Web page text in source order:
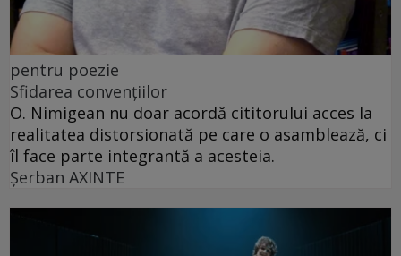
pentru poezie
Sfidarea convențiilor
O. Nimigean nu doar acordă cititorului acces la
realitatea distorsionată pe care o asamblează, ci
îl face parte integrantă a acesteia.
Şerban AXINTE